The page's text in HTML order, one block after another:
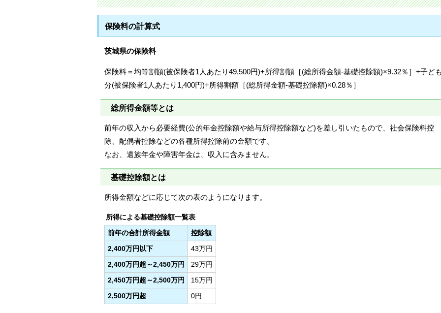
保険料の計算式
茨城県の保険料
保険料＝均等割額(被保険者1人あたり49,500円)+所得割額［(総所得金額-基礎控除額)×9.32％］+子ど
分(被保険者1人あたり1,400円)+所得割額［(総所得金額-基礎控除額)×0.28％］
総所得金額等とは
前年の収入から必要経費(公的年金控除額や給与所得控除額など)を差し引いたもので、社会保険料控
除、配偶者控除などの各種所得控除前の金額です。
なお、遺族年金や障害年金は、収入に含みません。
基礎控除額とは
所得金額などに応じて次の表のようになります。
所得による基礎控除額一覧表
前年の合計所得金額
控除額
2,400万円以下
43万円
2,400万円超～2,450万円
29万円
2,450万円超～2,500万円
15万円
2,500万円超
0円